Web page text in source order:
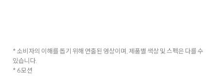
* 소비자의 이해를 돕기 위해 연출된 영상이며, 제품별 색상 및 스펙은 다를 수
있습니다.
* 6모션